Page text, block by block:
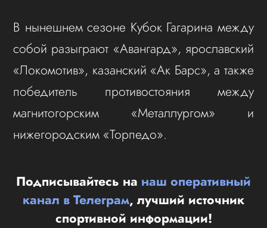
В нынешнем сезоне Кубок Гагарина между
собой разыграют «Авангард», ярославский
«Локомотив», казанский «Ак Барс», а также
победитель противостояния между
магнитогорским «Металлургом» и
нижегородским «Торпедо».
Подписывайтесь на наш оперативный
канал в Телеграм, лучший источник
спортивной информации!